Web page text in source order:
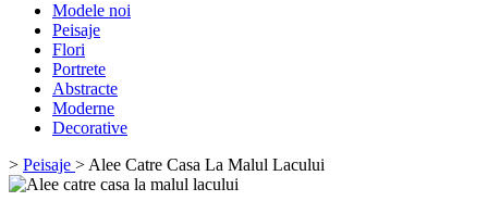
Modele noi
Peisaje
Flori
Portrete
Abstracte
Moderne
Decorative
> Peisaje > Alee Catre Casa La Malul Lacului